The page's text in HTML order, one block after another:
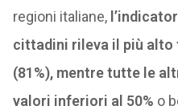
regioni italiane,
cittadini rileva il più alto
(81%), mentre tutte le
valori inferiori al 50% o